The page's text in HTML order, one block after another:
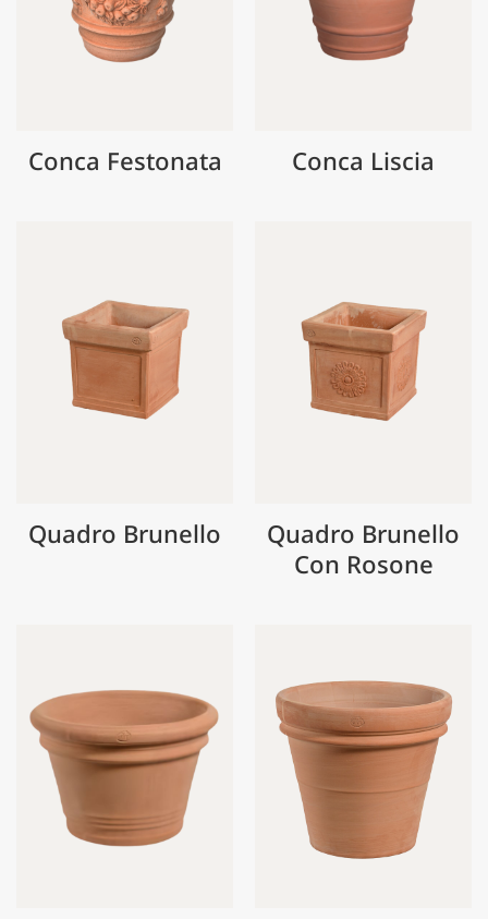
Conca Festonata Conca Liscia
Quadro Brunello
Quadro Brunello
Con Rosone